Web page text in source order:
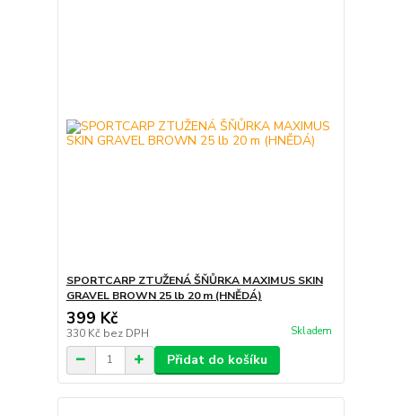
SPORTCARP ZTUŽENÁ ŠŇŮRKA MAXIMUS SKIN
GRAVEL BROWN 25 lb 20 m (HNĚDÁ)
399 Kč
330 Kč bez DPH Skladem
Přidat do košíku